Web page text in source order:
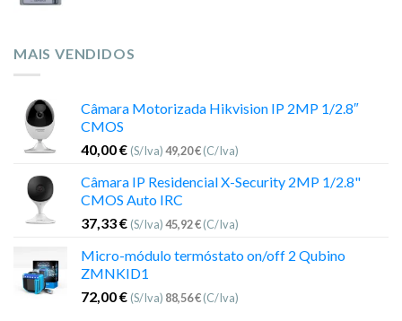
MAIS VENDIDOS
Câmara Motorizada Hikvision IP 2MP 1/2.8″
CMOS
40,00€ (S/Iva)49,20€(C/Iva)
Câmara IP Residencial X-Security 2MP 1/2.8"
CMOS Auto IRC
37,33€ (S/Iva)45,92€(C/Iva)
Micro-módulo termóstato on/off 2 Qubino
ZMNKID1
72,00€ (S/Iva) 88,56€(C/Iva)